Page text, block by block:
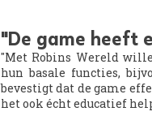
"De game heeft
"Met Robins Wereld
hun basale functies,
bevestigt dat de game
het ook écht educatief